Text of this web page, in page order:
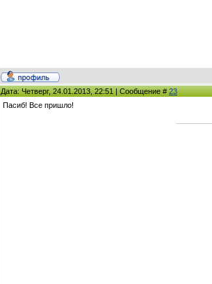
Дата: Четверг, 24.01.2013, 22:51 | Сообщение #23
Пасиб! Все пришло!